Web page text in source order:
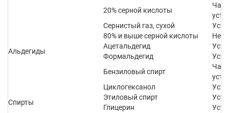
20% серной кислоты
Сернистый газ, сухой
80% и выше серной кислоты
Не
Альдегиды
Ацетальдегид
Формальдегид
Спирты
Бензиловый спирт
Циклогексанол
Этиловый спирт
Глицерин